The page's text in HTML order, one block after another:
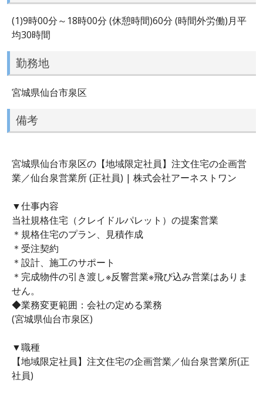
(1)9時00分～18時00分 (休憩時間)60分 (時間外労働)月平
均30時間
勤務地
宮城県仙台市泉区
備考
宮城県仙台市泉区の【地域限定社員】注文住宅の企画営
業／仙台泉営業所 (正社員) | 株式会社アーネストワン
▼仕事内容
当社規格住宅（クレイドルパレット）の提案営業
＊規格住宅のプラン、見積作成
＊受注契約
＊設計、施工のサポート
＊完成物件の引き渡し※反響営業※飛び込み営業はありま
せん。
◆業務変更範囲：会社の定める業務
(宮城県仙台市泉区)
▼職種
【地域限定社員】注文住宅の企画営業／仙台泉営業所(正
社員)